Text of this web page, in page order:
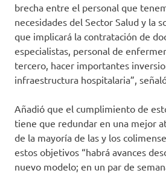
brecha entre el personal que
necesidades del Sector Salud y la
que implicará la contratación de
especialistas, personal de
tercero, hacer importantes
infraestructura hospitalaria”,
Añadió que el cumplimiento de
tiene que redundar en una mejor
de la mayoría de las y los
estos objetivos “habrá avances
nuevo modelo; en un par de